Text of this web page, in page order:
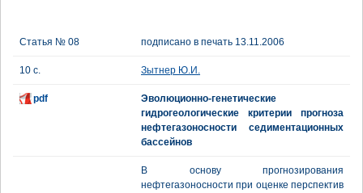
Статья № 08 подписано в печать 13.11.2006
10 с. Зытнер Ю.И.
pdf
Эволюционно-генетические
гидрогеологические критерии прогноза
нефтегазоносности седиментационных
бассейнов
В основу прогнозирования
нефтегазоносности при оценке перспектив